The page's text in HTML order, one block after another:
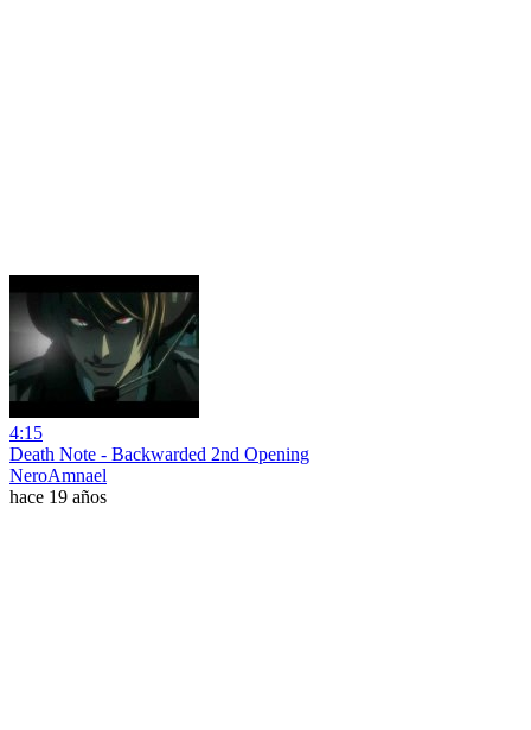
4:15
Death Note - Backwarded 2nd Opening
NeroAmnael
hace 19 años